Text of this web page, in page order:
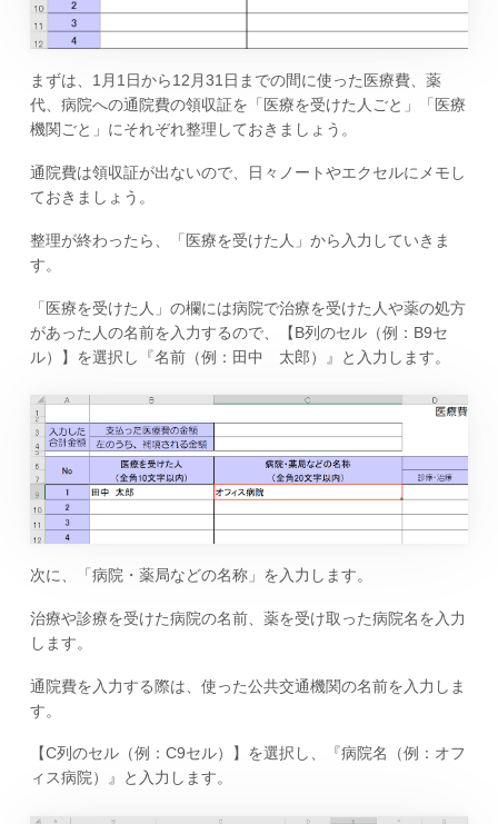
まずは、1月1日から12月31日までの間に使った医療費、薬
代、病院への通院費の領収証を「医療を受けた人ごと」「医療
機関ごと」にそれぞれ整理しておきましょう。
通院費は領収証が出ないので、日々ノートやエクセルにメモし
ておきましょう。
整理が終わったら、「医療を受けた人」から入力していきま
す。
「医療を受けた人」の欄には病院で治療を受けた人や薬の処方
があった人の名前を入力するので、【B列のセル（例：B9セ
ル）】を選択し『名前（例：田中 太郎）』と入力します。
次に、「病院・薬局などの名称」を入力します。
治療や診療を受けた病院の名前、薬を受け取った病院名を入力
します。
通院費を入力する際は、使った公共交通機関の名前を入力しま
す。
【C列のセル（例：C9セル）】を選択し、『病院名（例：オフ
ィス病院）』と入力します。